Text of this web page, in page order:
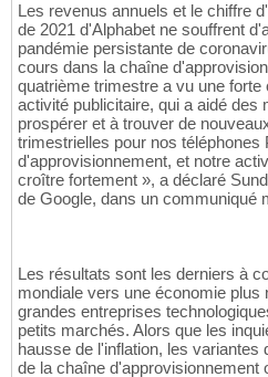
Les revenus annuels et le chiffre
de 2021 d'Alphabet ne souffrent
pandémie persistante de
cours dans la chaîne
quatrième trimestre a vu une
activité publicitaire, qui a aidé des
prospérer et à trouver de
trimestrielles pour nos téléphones
d'approvisionnement, et notre
croître fortement », a déclaré
de Google, dans un communiqué
Les résultats sont les derniers à
mondiale vers une économie plus
grandes entreprises
petits marchés. Alors que les
hausse de l'inflation, les variantes
de la chaîne d'approvisionnement